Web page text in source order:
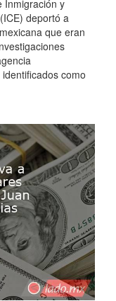
Inmigración y
deportó a
que eran
como